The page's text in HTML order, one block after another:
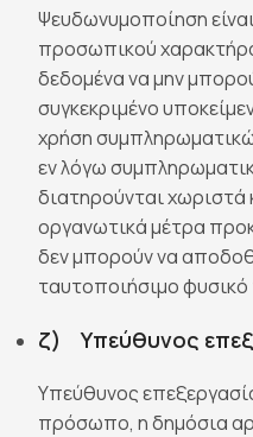
Ψευδωνυμοποίηση
προσωπικού
δεδομένα να μην
συγκεκριμένο
χρήση
εν λόγω
διατηρούνται χωριστά
οργανωτικά μέτρα
δεν μπορούν να
ταυτοποιήσιμο
ζ) Υπεύθυνος
Υπεύθυνος
πρόσωπο, η δημόσια